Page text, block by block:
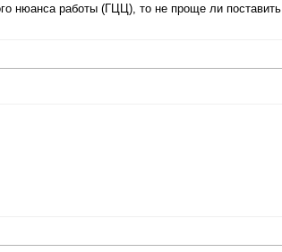
нюанса работы (ГЦЦ), то не проще ли поставить